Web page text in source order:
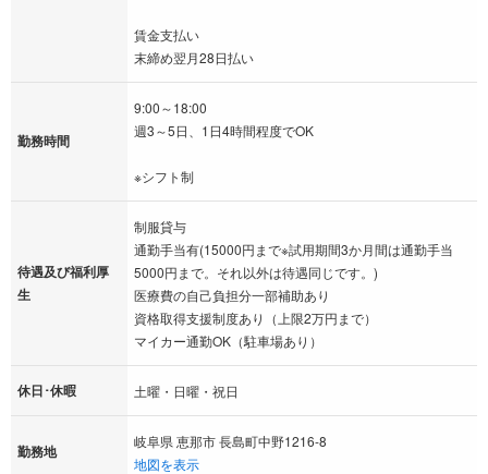
賃金支払い
末締め翌月28日払い
勤務時間
9:00～18:00
週3～5日、1日4時間程度でOK
※シフト制
待遇及び福利厚
生
制服貸与
通勤手当有(15000円まで※試用期間3か月間は通勤手当
5000円まで。それ以外は待遇同じです。)
医療費の自己負担分一部補助あり
資格取得支援制度あり（上限2万円まで）
マイカー通勤OK（駐車場あり）
休日･休暇 土曜・日曜・祝日
勤務地
岐阜県 恵那市 長島町中野1216-8
地図を表示